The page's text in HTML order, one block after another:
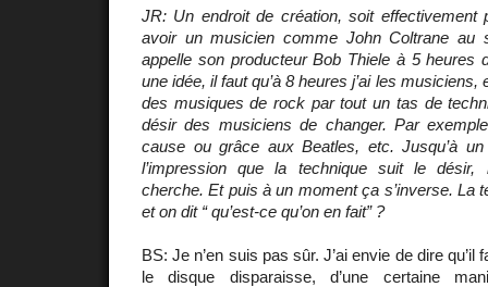
JR: Un endroit de création, soit effectivement
avoir un musicien comme John Coltrane au
appelle son producteur Bob Thiele à 5 heures
une idée, il faut qu’à 8 heures j’ai les musiciens,
des musiques de rock par tout un tas de
désir des musiciens de changer. Par
cause ou grâce aux Beatles, etc. Jusqu’à
l’impression que la technique suit le désir,
cherche. Et puis à un moment ça s’inverse. La
et on dit “ qu’est-ce qu’on en fait” ?
BS: Je n’en suis pas sûr. J’ai envie de dire qu’il
le disque disparaisse, d’une certaine